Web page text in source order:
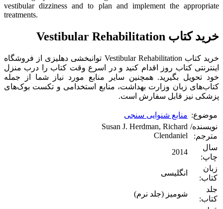
vestibular dizziness and to plan and implement the appropriate
treatments.
خرید کتاب Vestibular Rehabilitation
خرید کتاب Vestibular Rehabilitation توانبخشی دهلیزی از فروشگاه
اینترنتی کتاب روز اقدام کنید و در اسرع وقت کتاب را درب منزل
خود تحویل بگیرید. همچنین سایر منابع مورد نیاز شما از جمله
کتاب‌های زبان وزارت بهداشت، منابع استخدامی و تکست بوک‌های
پزشکی نیز قابل سفارش است.
موضوع: منابع شنوایی سنجی
نویسنده/
مترجم:
Susan J. Herdman, Richard
Clendaniel
سال
چاپ:
2014
زبان
کتاب:
انگلیسی
جلد
کتاب:
شومیز (جلد نرم)